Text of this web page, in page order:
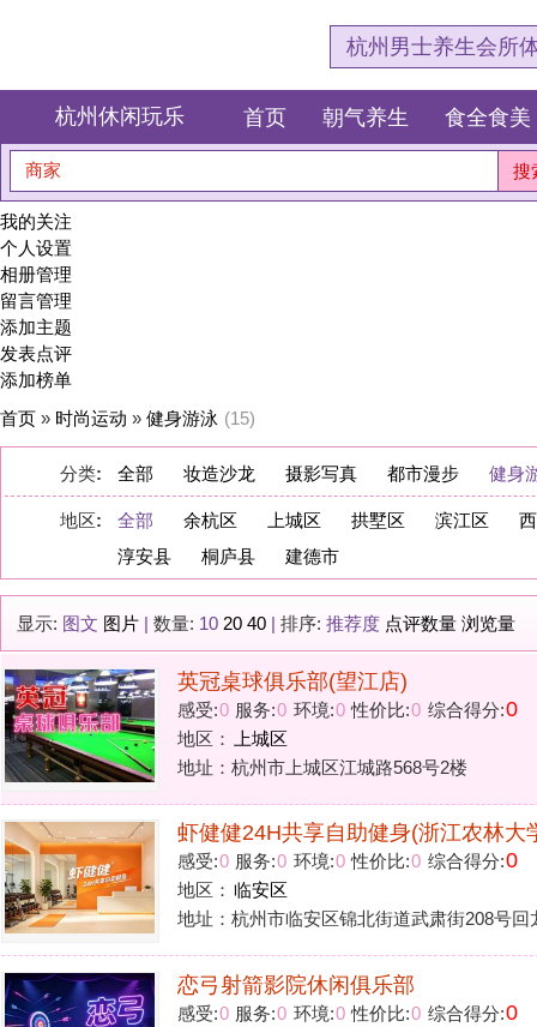
杭州男士养生会所体验网，专注
杭州休闲玩乐 首页 朝气养生 食全食美 狂欢派对
我的关注
个人设置
相册管理
留言管理
添加主题
发表点评
添加榜单
首页»时尚运动
分类
地区: 全部 余杭区 上城区
淳安县
桐庐县 建德市
显示:图文 图片 |数量:10 20 40 |排序:推荐度 点评数量 浏览量
英冠桌球俱乐部(望江店)
感受: 服务:0 环境: 性价比:0
地址：杭州市上城区江城路568号2楼
虾健健24H共享自助健身(浙江农林大学店)
感受: 0服务:0环境:0性价比:0综合得分:0
地区：临安区
地址：杭州市临安区锦北街道武肃街208号回龙创业大厦
恋弓射箭影院休闲俱乐部
感受:0服务:0环境:0性价比:0综合得分:0
地区： 富阳区
地址：杭州市富阳区富春街道秋丰路1号晨飞大厦1101室
菲瑞健身馆
感受: 服务: 环境: 0性价比:0综合得分:0
地区：桐庐县
地址：杭州桐庐县城学圣路327号汇金大厦501.502号